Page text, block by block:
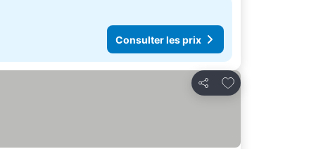
Consulter les prix
Partager
Ajouter à mes favoris